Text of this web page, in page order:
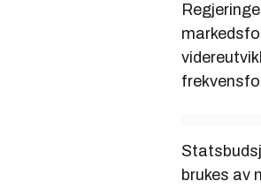
brukes av